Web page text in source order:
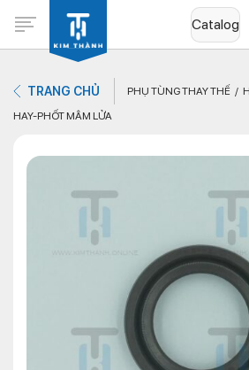
Catalog
Không có sản phẩm nào
TRANG CHỦ PHỤ TÙNG THAY THẾ
HAY-PHỐT MÂM LỬA